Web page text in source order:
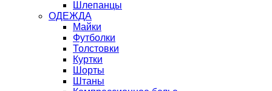
Шлепанцы
ОДЕЖДА
Майки
Футболки
Толстовки
Куртки
Шорты
Штаны